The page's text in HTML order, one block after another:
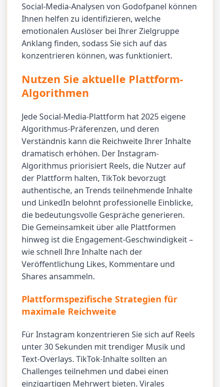
Social-Media-Analysen von Godofpanel können
Ihnen helfen zu identifizieren, welche
emotionalen Auslöser bei Ihrer Zielgruppe
Anklang finden, sodass Sie sich auf das
konzentrieren können, was funktioniert.
Nutzen Sie aktuelle Plattform-
Algorithmen
Jede Social-Media-Plattform hat 2025 eigene
Algorithmus-Präferenzen, und deren
Verständnis kann die Reichweite Ihrer Inhalte
dramatisch erhöhen. Der Instagram-
Algorithmus priorisiert Reels, die Nutzer auf
der Plattform halten, TikTok bevorzugt
authentische, an Trends teilnehmende Inhalte
und LinkedIn belohnt professionelle Einblicke,
die bedeutungsvolle Gespräche generieren.
Die Gemeinsamkeit über alle Plattformen
hinweg ist die Engagement-Geschwindigkeit –
wie schnell Ihre Inhalte nach der
Veröffentlichung Likes, Kommentare und
Shares ansammeln.
Plattformspezifische Strategien für
maximale Reichweite
Für Instagram konzentrieren Sie sich auf Reels
unter 30 Sekunden mit trendiger Musik und
Text-Overlays. TikTok-Inhalte sollten an
Challenges teilnehmen und dabei einen
einzigartigen Mehrwert bieten. Virales